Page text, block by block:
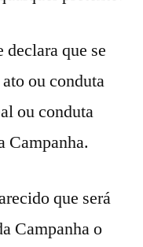
que se
ou conduta
ou conduta
Campanha.
que será
Campanha o